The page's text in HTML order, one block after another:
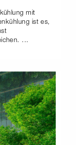
mit
ist es,
...